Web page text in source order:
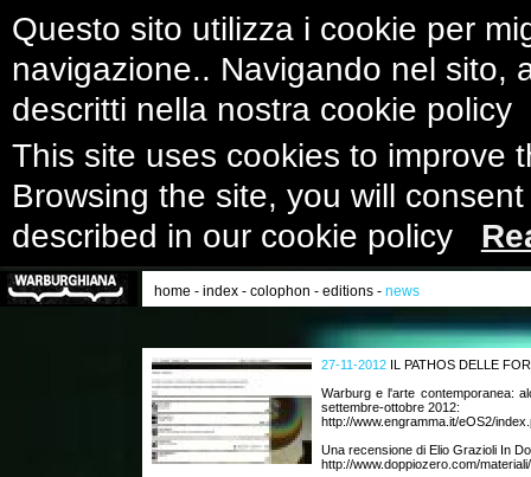
Questo sito utilizza i cookie per
navigazione.. Navigando nel sito,
descritti nella nostra cookie
This site uses cookies to improve
Browsing the site, you will
described in our cookie policy
home - index - colophon - editions - news
27-11-2012 IL PATHOS DELLE
Warburg e l'arte contemporanea:
settembre-ottobre 2012:
http://www.engramma.it/eOS2/
Una recensione di Elio Grazioli In
http://www.doppiozero.com/